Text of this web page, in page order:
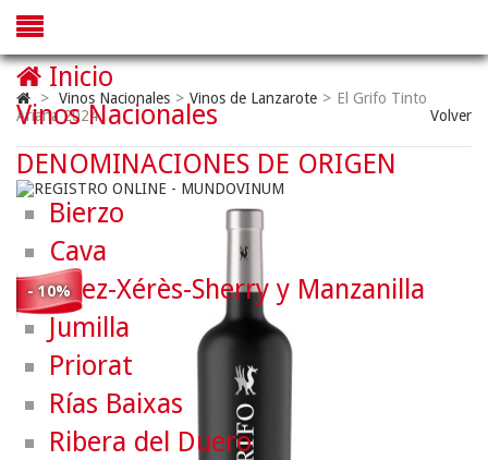
> Vinos Nacionales > Vinos de Lanzarote > El Grifo Tinto
Ariana 2024
Volver
- 10%
Inicio
Vinos Nacionales
DENOMINACIONES DE ORIGEN
Bierzo
Cava
Jerez-Xérès-Sherry y Manzanilla
Jumilla
Priorat
Rías Baixas
Ribera del Duero